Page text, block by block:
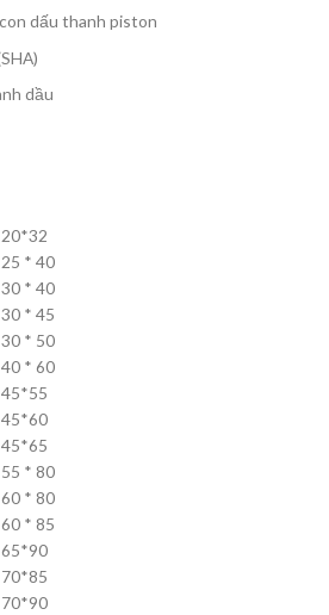
dấu thanh piston
dầu
* 40
* 40
* 45
* 50
* 60
* 80
* 80
* 85